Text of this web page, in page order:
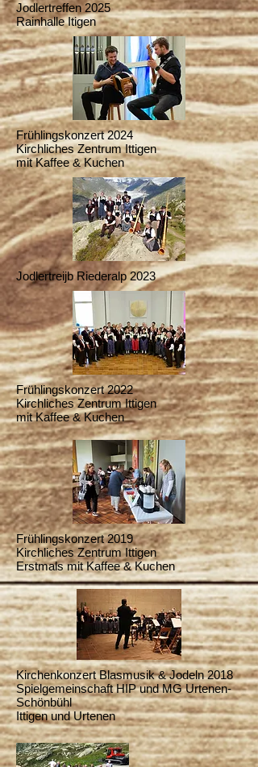
Jodlertreffen 2025
Rainhalle Itigen
Frühlingskonzert 2024
Kirchliches Zentrum Ittigen
mit Kaffee & Kuchen
Jodlertreijb Riederalp 2023
Frühlingskonzert 2022
Kirchliches Zentrum Ittigen
mit Kaffee & Kuchen
Frühlingskonzert 2019
Kirchliches Zentrum Ittigen
Erstmals mit Kaffee & Kuchen
Kirchenkonzert Blasmusik & Jodeln 2018
Spielgemeinschaft HIP und MG Urtenen-
Schönbühl
Ittigen und Urtenen